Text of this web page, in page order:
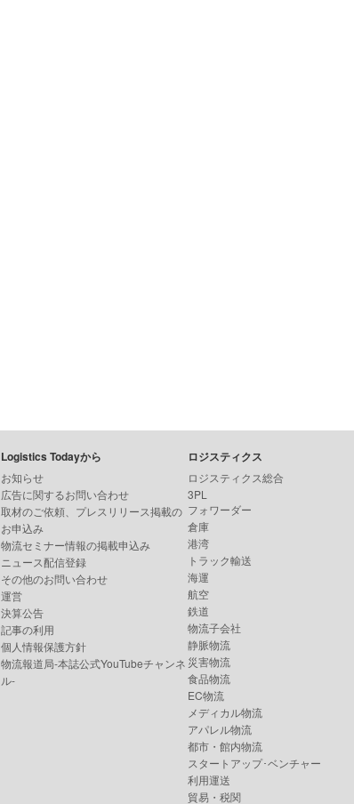
Logistics Todayから
お知らせ
広告に関するお問い合わせ
取材のご依頼、プレスリリース掲載の
お申込み
物流セミナー情報の掲載申込み
ニュース配信登録
その他のお問い合わせ
運営
決算公告
記事の利用
個人情報保護方針
物流報道局-本誌公式YouTubeチャンネ
ル-
ロジスティクス
ロジスティクス総合
3PL
フォワーダー
倉庫
港湾
トラック輸送
海運
航空
鉄道
物流子会社
静脈物流
災害物流
食品物流
EC物流
メディカル物流
アパレル物流
都市・館内物流
スタートアップ･ベンチャー
利用運送
貿易・税関